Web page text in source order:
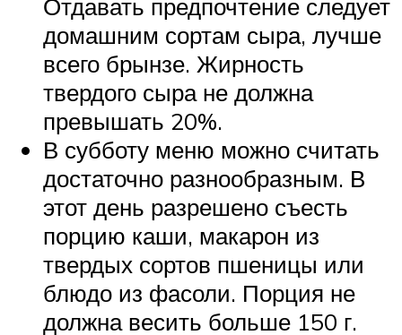
Отдавать предпочтение следует
домашним сортам сыра, лучше
всего брынзе. Жирность
твердого сыра не должна
превышать 20%.
В субботу меню можно считать
достаточно разнообразным. В
этот день разрешено съесть
порцию каши, макарон из
твердых сортов пшеницы или
блюдо из фасоли. Порция не
должна весить больше 150 г.